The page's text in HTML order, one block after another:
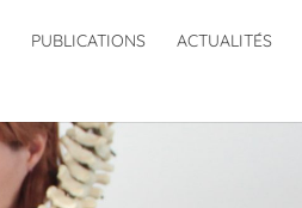
PUBLICATIONS ACTUALITÉS